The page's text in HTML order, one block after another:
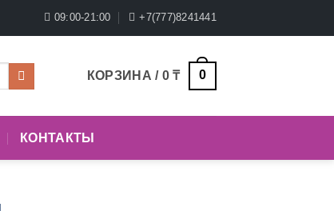
09:00-21:00 +7(777)8241441
КОРЗИНА / 0₸ 0
КОНТАКТЫ